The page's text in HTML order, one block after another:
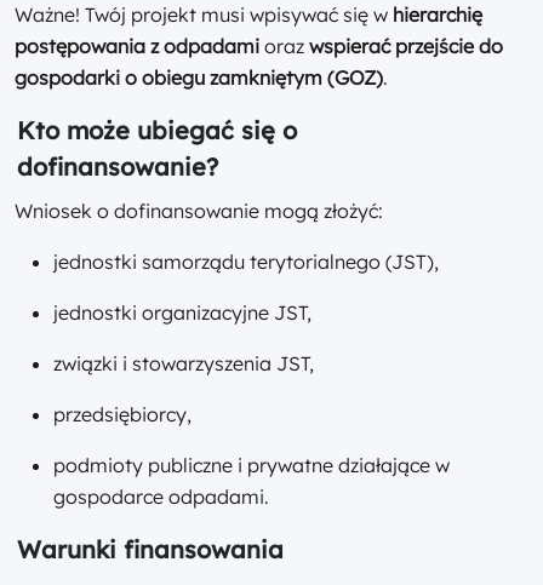
Ważne! Twój projekt musi wpisywać się w hierarchię
postępowania z odpadami oraz wspierać przejście do
gospodarki o obiegu zamkniętym (GOZ).
Kto może ubiegać się o
dofinansowanie?
Wniosek o dofinansowanie mogą złożyć:
jednostki samorządu terytorialnego (JST),
jednostki organizacyjne JST,
związki i stowarzyszenia JST,
przedsiębiorcy,
podmioty publiczne i prywatne działające w
gospodarce odpadami.
Warunki finansowania